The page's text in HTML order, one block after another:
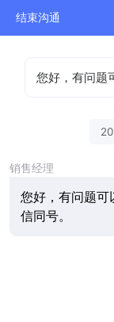
结束沟通
您好，有问题
销售经理
您好，有问题
信同号。